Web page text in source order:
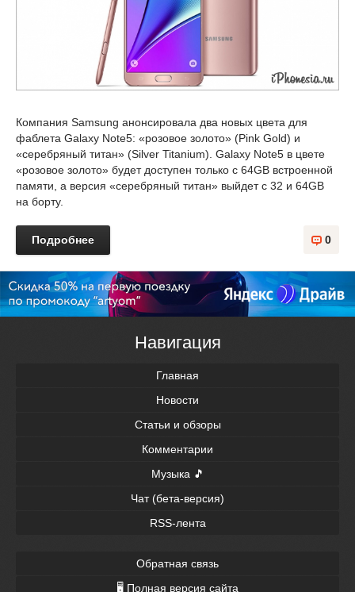
Компания Samsung анонсировала два новых цвета для
фаблета Galaxy Note5: «розовое золото» (Pink Gold) и
«серебряный титан» (Silver Titanium). Galaxy Note5 в цвете
«розовое золото» будет доступен только с 64GB встроенной
памяти, а версия «серебряный титан» выйдет с 32 и 64GB
на борту.
Подробнее 0
Навигация
Главная
Новости
Статьи и обзоры
Комментарии
Музыка 🎵
Чат (бета-версия)
RSS-лента
Обратная связь
🖥 Полная версия сайта